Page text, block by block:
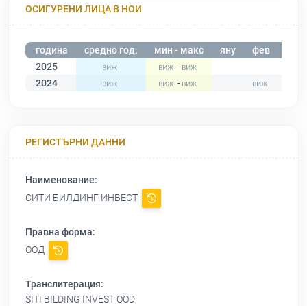
ОСИГУРЕНИ ЛИЦА В НОИ
година средно год. мин - макс яну фев
2025
-
2024
-
РЕГИСТЪРНИ ДАННИ
Наименование:
СИТИ БИЛДИНГ ИНВЕСТ
Правна форма:
ООД
Транслитерация:
SITI BILDING INVEST OOD